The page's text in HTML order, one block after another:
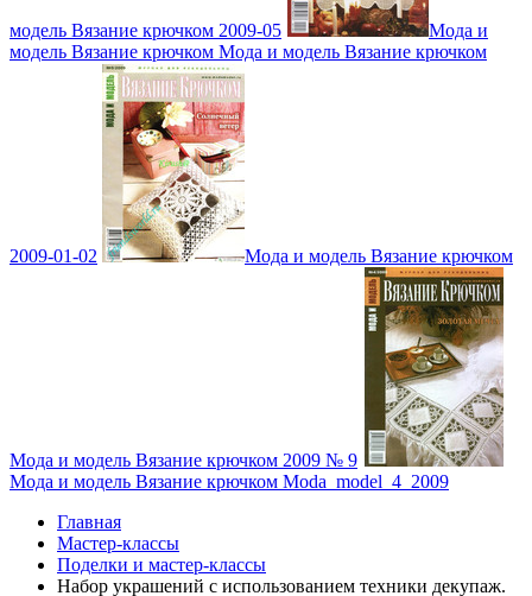
модель Вязание крючком 2009-05
Мода и
модель Вязание крючком Мода и модель Вязание крючком
2009-01-02 Мода и модель Вязание крючком
Мода и модель Вязание крючком 2009 № 9
Мода и модель Вязание крючком Moda_model_4_2009
Главная
Мастер-классы
Поделки и мастер-классы
Набор украшений с использованием техники декупаж.